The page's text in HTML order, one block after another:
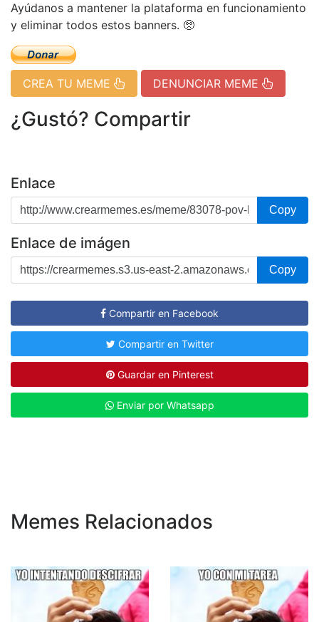
Ayúdanos a mantener la plataforma en funcionamiento
y eliminar todos estos banners. 🥺
CREA TU MEME DENUNCIAR MEME
¿Gustó? Compartir
Enlace
Copy
Enlace de imágen
Copy
Compartir en Facebook
Compartir en Twitter
Guardar en Pinterest
Enviar por Whatsapp
Memes Relacionados